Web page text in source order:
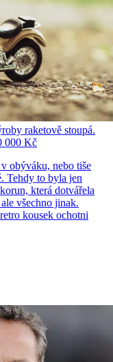
raketově stoupá.
000 Kč
obýváku, nebo tiše
Tehdy to byla jen
která dotvářela
všechno jinak.
kousek ochotni